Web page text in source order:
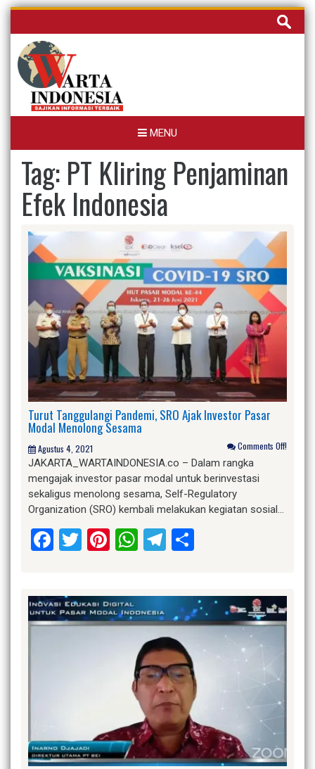
Skip
content
Cari
untuk:
MENU
Tag: PT Kliring Penjaminan
Efek Indonesia
Turut Tanggulangi Pandemi, SRO Ajak Investor Pasar
Modal Menolong Sesama
Agustus 4, 2021 Comments Off!
JAKARTA_WARTAINDONESIA.co – Dalam rangka
mengajak investor pasar modal untuk berinvestasi
sekaligus menolong sesama, Self-Regulatory
Organization (SRO) kembali melakukan kegiatan sosial…
Facebook
Twitter
Pinterest
WhatsApp
Telegram